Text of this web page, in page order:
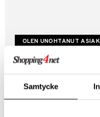
Samtycke
Luo uusi asiakas
Hyviä tarjouksia